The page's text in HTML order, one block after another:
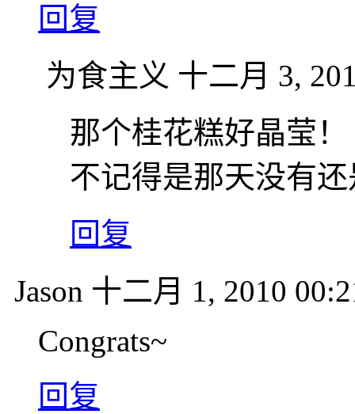
回复
为食主义 十二月 3,
那个桂花糕好晶莹！
不记得是那天没
回复
Jason 十二月 1, 2010
Congrats~
回复